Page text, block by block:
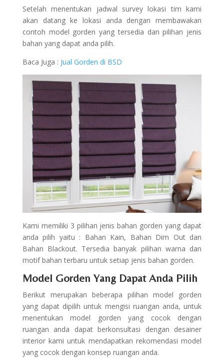
Setelah menentukan jadwal survey lokasi tim kami
akan datang ke lokasi anda dengan membawakan
contoh model gorden yang tersedia dan pilihan jenis
bahan yang dapat anda pilih.
Baca Juga : Jual Gorden di BSD
Kami memiliki 3 pilihan jenis bahan gorden yang dapat
anda pilih yaitu : Bahan Kain, Bahan Dim Out dan
Bahan Blackout. Tersedia banyak pilihan warna dan
motif bahan terbaru untuk setiap jenis bahan gorden.
Model Gorden Yang Dapat Anda Pilih
Berikut merupakan beberapa pilihan model gorden
yang dapat dipilih untuk mengisi ruangan anda, untuk
menentukan model gorden yang cocok dengan
ruangan anda dapat berkonsultasi dengan desainer
interior kami untuk mendapatkan rekomendasi model
yang cocok dengan konsep ruangan anda.